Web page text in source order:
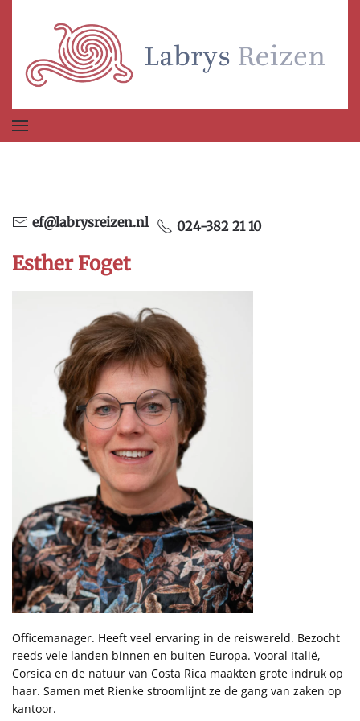
Terug naar hoofdinhoud
ef@labrysreizen.nl 024-382 21 10
Esther Foget
Officemanager. Heeft veel ervaring in de reiswereld. Bezocht
reeds vele landen binnen en buiten Europa. Vooral Italië,
Corsica en de natuur van Costa Rica maakten grote indruk op
haar. Samen met Rienke stroomlijnt ze de gang van zaken op
kantoor.